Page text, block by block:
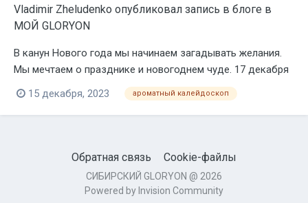
Vladimir Zheludenko опубликовал запись в блоге в
МОЙ GLORYON
В канун Нового года мы начинаем загадывать желания.
Мы мечтаем о празднике и новогоднем чуде. 17 декабря
в 11 мск на необъятной территории онлайн пространства
пройдёт праздничное событие "Ароматный
калейдоскоп", которое создаст атмосферу чудесной
15 декабря, 2023 ароматный калейдоскоп
Обратная связь Cookie-файлы
СИБИРСКИЙ GLORYON @ 2026
Powered by Invision Community